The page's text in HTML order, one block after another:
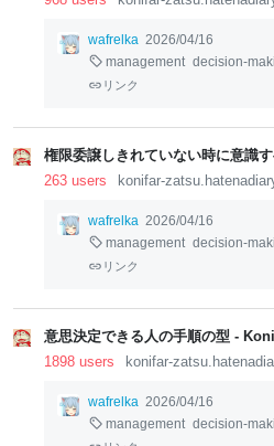
wafrelka 2026/04/16
management decision-
リンク
権限委譲しきれていない時に意識
263 users
konifar-
wafrelka 2026/04/16
management decision-
リンク
意思決定できる人の手順の型 -
1898 users
konifar-
wafrelka 2026/04/16
management decision-